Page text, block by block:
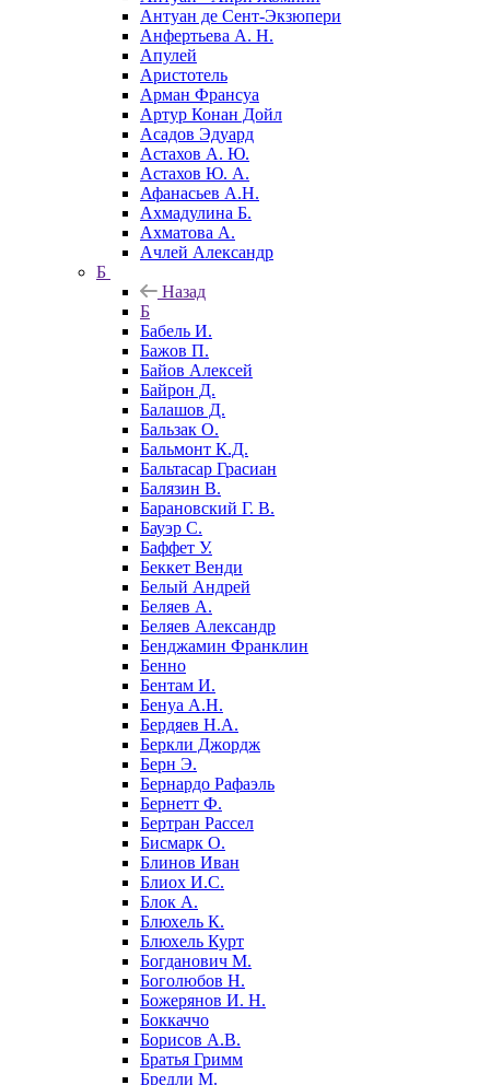
Антуан де Сент-Экзюпери
Анфертьева А. Н.
Апулей
Аристотель
Арман Франсуа
Артур Конан Дойл
Асадов Эдуард
Астахов А. Ю.
Астахов Ю. А.
Афанасьев А.Н.
Ахмадулина Б.
Ахматова А.
Ачлей Александр
Б
Назад
Б
Бабель И.
Бажов П.
Байов Алексей
Байрон Д.
Балашов Д.
Бальзак О.
Бальмонт К.Д.
Бальтасар Грасиан
Балязин В.
Барановский Г. В.
Бауэр С.
Баффет У.
Беккет Венди
Белый Андрей
Беляев А.
Беляев Александр
Бенджамин Франклин
Бенно
Бентам И.
Бенуа А.Н.
Бердяев Н.А.
Беркли Джордж
Берн Э.
Бернардо Рафаэль
Бернетт Ф.
Бертран Рассел
Бисмарк О.
Блинов Иван
Блиох И.С.
Блок А.
Блюхель К.
Блюхель Курт
Богданович М.
Боголюбов Н.
Божерянов И. Н.
Боккаччо
Борисов А.В.
Братья Гримм
Бредли М.